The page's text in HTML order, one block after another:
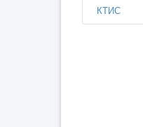
КТИС